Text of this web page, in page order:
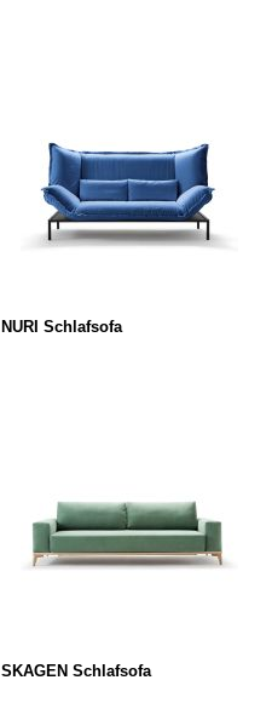
NURI Schlafsofa
SKAGEN Schlafsofa